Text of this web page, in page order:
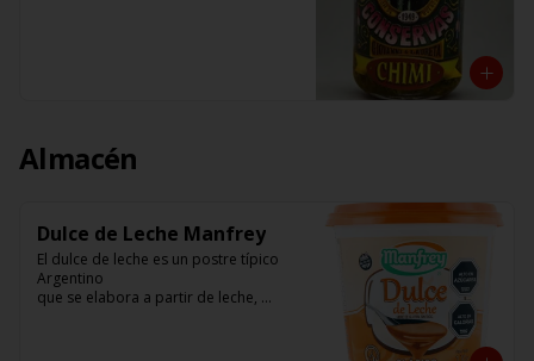
Almacén
Dulce de Leche Manfrey
El dulce de leche es un postre típico
Argentino
que se elabora a partir de leche,